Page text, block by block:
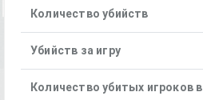
Количество убийств
Убийств за игру
Количество убитых игроков в